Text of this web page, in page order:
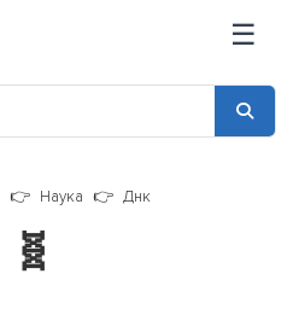
☰
Наука Днк
🧬